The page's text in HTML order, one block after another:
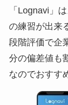
「Lognavi」
の練習が出来
段階評価で企
分の偏差値も
なのでおすす